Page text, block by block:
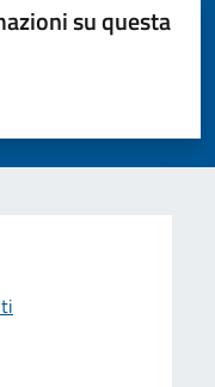
su questa